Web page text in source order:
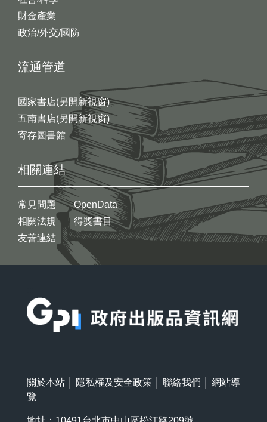
財金產業
政治/外交/國防
流通管道
國家書店(另開新視窗)
五南書店(另開新視窗)
寄存圖書館
相關連結
常見問題
相關法規
友善連結
OpenData
得獎書目
關於本站 隱私權及安全政策 聯絡我們
網站導
覽